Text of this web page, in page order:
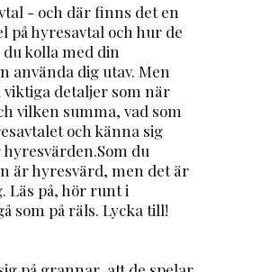
- och där finns det en
på hyresavtal och hur de
kolla med din
använda dig utav. Men
detaljer som när
vilken summa, vad som
och känna sig
du
är hyresvärd, men det är
Läs på, hör runt i
som på räls. Lycka till!